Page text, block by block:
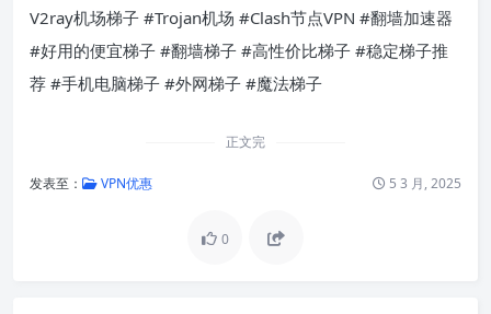
V2ray机场梯子 #Trojan机场 #Clash节点VPN #翻墙加速器
#好用的便宜梯子 #翻墙梯子 #高性价比梯子 #稳定梯子推
荐 #手机电脑梯子 #外网梯子 #魔法梯子
正文完
发表至： VPN优惠 5 3 月, 2025
0